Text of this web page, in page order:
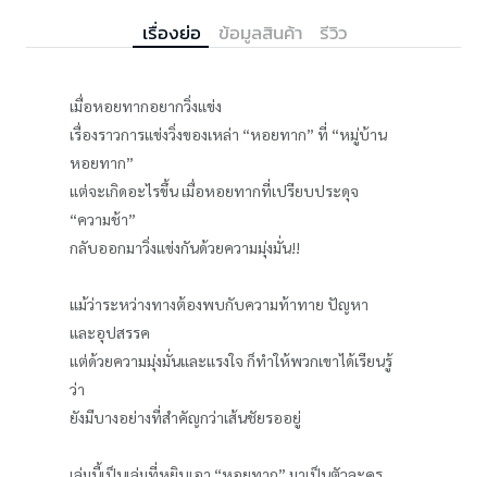
เรื่องย่อ ข้อมูลสินค้า รีวิว
เมื่อหอยทากอยากวิ่งแข่ง
เรื่องราวการแข่งวิ่งของเหล่า “หอยทาก” ที่ “หมู่บ้าน
หอยทาก”
แต่จะเกิดอะไรขึ้น เมื่อหอยทากที่เปรียบประดุจ
“ความช้า”
กลับออกมาวิ่งแข่งกันด้วยความมุ่งมั่น!!
แม้ว่าระหว่างทางต้องพบกับความท้าทาย ปัญหา
และอุปสรรค
แต่ด้วยความมุ่งมั่นและแรงใจ ก็ทำให้พวกเขาได้เรียนรู้
ว่า
ยังมีบางอย่างที่สำคัญกว่าเส้นชัยรออยู่